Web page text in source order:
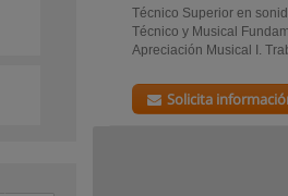
Técnico Superior en
Técnico y Musical
Apreciación Musical I.
Solicita